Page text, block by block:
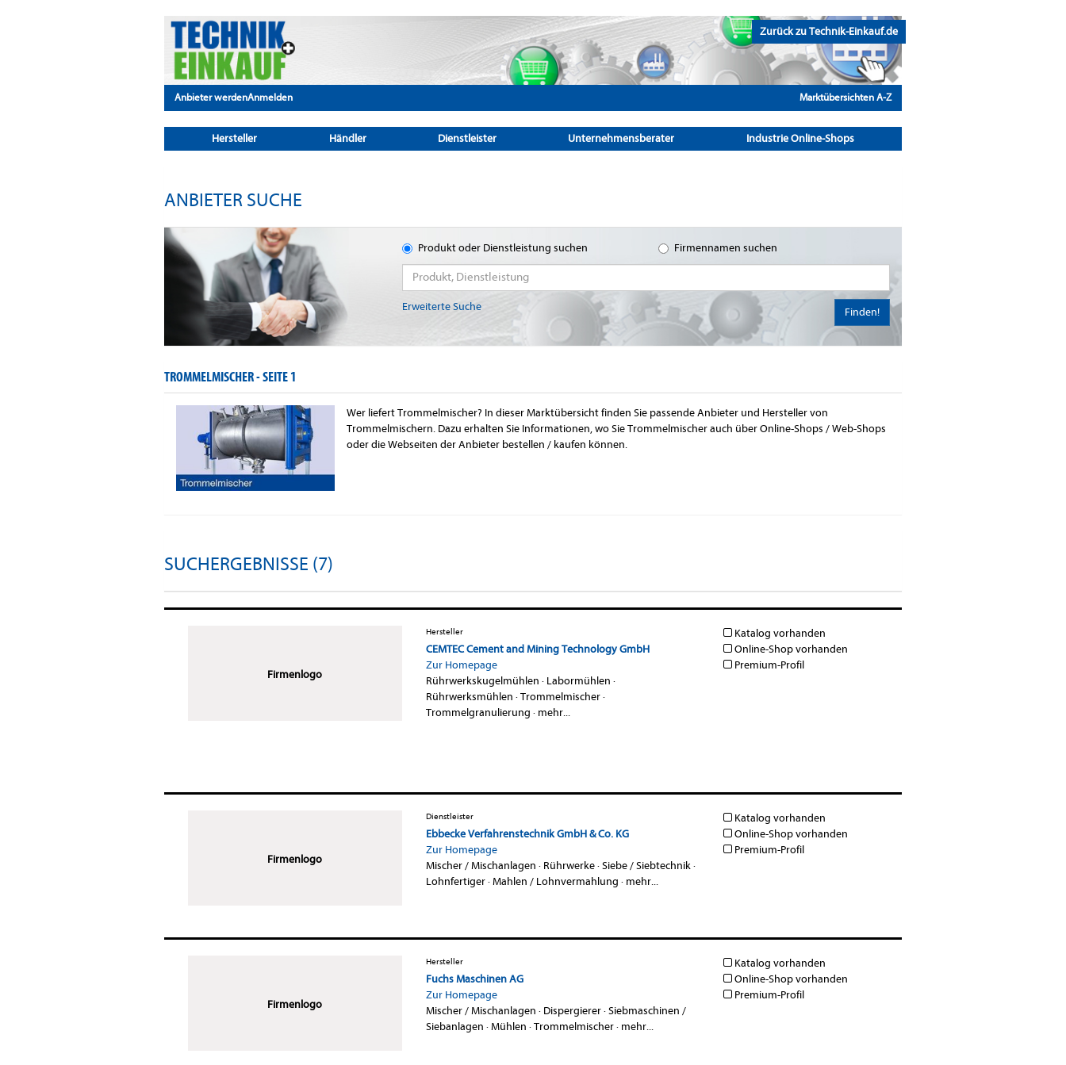
Zurück zu Technik-Einkauf.de
Anbieter werdenAnmelden Marktübersichten A-Z
Hersteller Händler Dienstleister Unternehmensberater Industrie Online-Shops
ANBIETER SUCHE
Produkt oder Dienstleistung suchen Firmennamen suchen
Erweiterte Suche Finden!
TROMMELMISCHER -SEITE 1
Wer liefert Trommelmischer? In dieser Marktübersicht finden Sie passende Anbieter und Hersteller von
Trommelmischern. Dazu erhalten Sie Informationen, wo Sie Trommelmischer auch über Online-Shops / Web-Shops
oder die Webseiten der Anbieter bestellen / kaufen können.
SUCHERGEBNISSE (7)
Firmenlogo
Hersteller
CEMTEC Cement and Mining Technology GmbH
Zur Homepage
Rührwerkskugelmühlen · Labormühlen ·
Rührwerksmühlen ·Trommelmischer·
Trommelgranulierung · mehr...
Katalog vorhanden
Online-Shop vorhanden
Premium-Profil
Firmenlogo
Dienstleister
Ebbecke Verfahrenstechnik GmbH & Co. KG
Zur Homepage
Mischer / Mischanlagen · Rührwerke·Siebe / Siebtechnik·
Lohnfertiger·Mahlen / Lohnvermahlung · mehr...
Katalog vorhanden
Online-Shop vorhanden
Premium-Profil
Firmenlogo
Hersteller
Fuchs Maschinen AG
Zur Homepage
Mischer / Mischanlagen · Dispergierer·Siebmaschinen /
Siebanlagen ·Mühlen ·Trommelmischer· mehr...
Katalog vorhanden
Online-Shop vorhanden
Premium-Profil